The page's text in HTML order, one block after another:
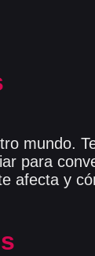
mundo.
para
afecta y